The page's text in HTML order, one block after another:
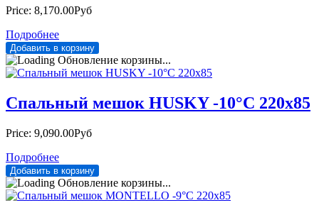
Price: 8,170.00Руб
Подробнее
Обновление корзины...
Спальный мешок HUSKY -10°С 220х85
Price: 9,090.00Руб
Подробнее
Обновление корзины...